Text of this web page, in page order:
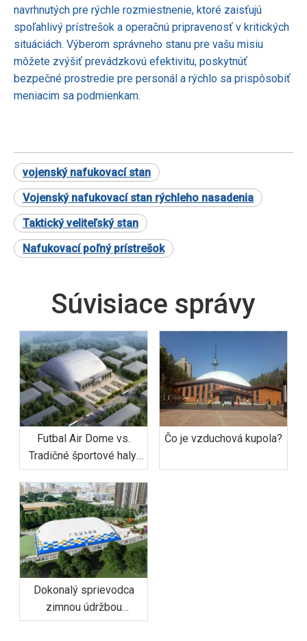
navrhnutých pre rýchle rozmiestnenie, ktoré zaisťujú
spoľahlivý prístrešok a operačnú pripravenosť v kritických
situáciách. Výberom správneho stanu pre vašu misiu
môžete zvýšiť prevádzkovú efektivitu, poskytnúť
bezpečné prostredie pre personál a rýchlo sa prispôsobiť
meniacim sa podmienkam.
vojenský nafukovací stan
Vojenský nafukovací stan rýchleho nasadenia
Taktický veliteľský stan
Nafukovací poľný prístrešok
Súvisiace správy
Futbal Air Dome vs.
Tradičné športové haly:
Prečo je kupola o 50 %
nákladovo efektívnejšia
Čo je vzduchová kupola?
Dokonalý sprievodca
zimnou údržbou
futbalových vzduchových